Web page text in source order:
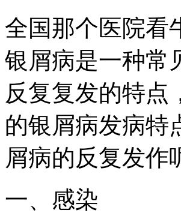
全国那个医院看
银屑病是一种常
反复复发的特点
的银屑病发病特
屑病的反复发作
一、感染